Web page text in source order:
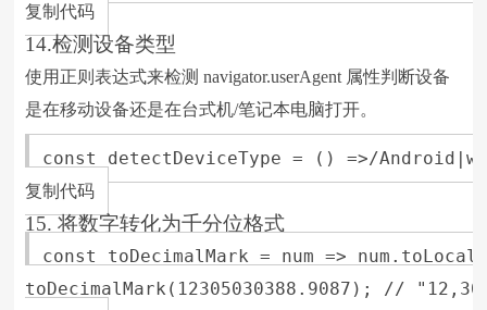
复制代码
14.检测设备类型
使用正则表达式来检测 navigator.userAgent 属性判断设备
是在移动设备还是在台式机/笔记本电脑打开。
const detectDeviceType = () =>/
复制代码
15. 将数字转化为千分位格式
const toDecimalMark = num =>
toDecimalMark(12305030388.9087); //